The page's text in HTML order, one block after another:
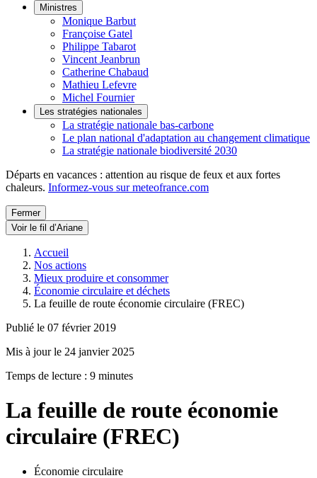
Ministres
Monique Barbut
Françoise Gatel
Philippe Tabarot
Vincent Jeanbrun
Catherine Chabaud
Mathieu Lefevre
Michel Fournier
Les stratégies nationales
La stratégie nationale bas-carbone
Le plan national d'adaptation au changement climatique
La stratégie nationale biodiversité 2030
Départs en vacances : attention au risque de feux et aux fortes
chaleurs. Informez-vous sur meteofrance.com
Fermer
Voir le fil d’Ariane
Accueil
Nos actions
Mieux produire et consommer
Économie circulaire et déchets
La feuille de route économie circulaire (FREC)
Publié le 07 février 2019
Mis à jour le 24 janvier 2025
Temps de lecture : 9 minutes
La feuille de route économie
circulaire (FREC)
Économie circulaire